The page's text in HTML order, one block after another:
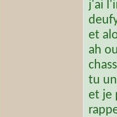
j'ai
et
ah
tu
et je